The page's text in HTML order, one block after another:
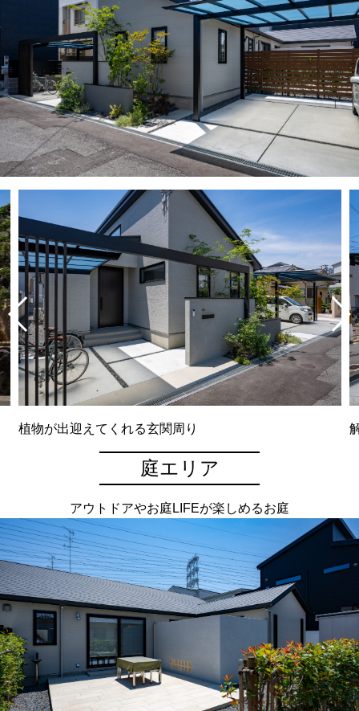
植物が出迎えてくれる玄関周り
庭エリア
アウトドアやお庭LIFEが楽しめるお庭